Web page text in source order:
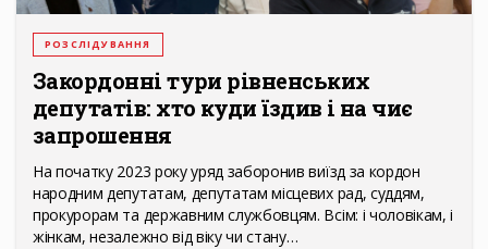
РОЗСЛІДУВАННЯ
Закордонні тури рівненських
депутатів: хто куди їздив і на чиє
запрошення
На початку 2023 року уряд заборонив виїзд за кордон
народним депутатам, депутатам місцевих рад, суддям,
прокурорам та державним службовцям. Всім: і чоловікам, і
жінкам, незалежно від віку чи стану…